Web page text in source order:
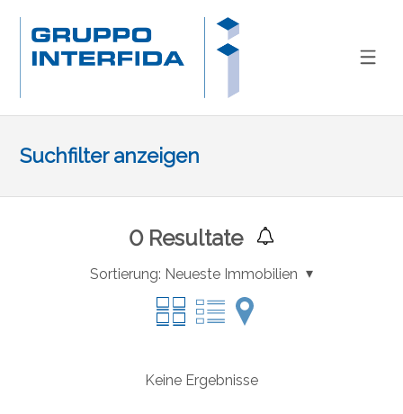
Suchfilter anzeigen
0Resultate
Sortierung: Neueste Immobilien
Keine Ergebnisse